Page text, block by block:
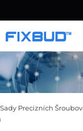
Sady Precizních